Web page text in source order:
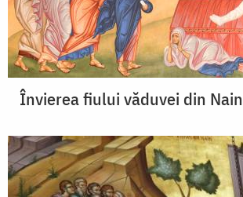
Învierea fiului văduvei din Nain